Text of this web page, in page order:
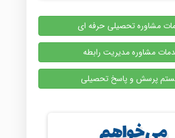
مشاوره تحصیلی حرفه ای
مشاوره مدیریت رابطه
پرسش و پاسخ تحصیلی